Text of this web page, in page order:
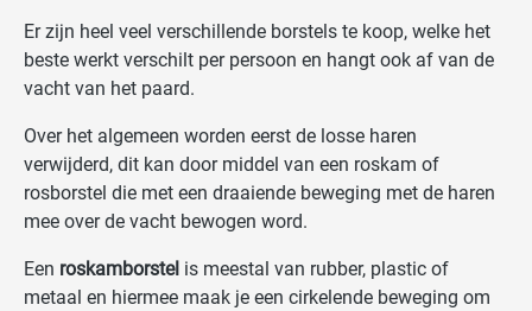
Er zijn heel veel verschillende borstels te koop, welke het
beste werkt verschilt per persoon en hangt ook af van de
vacht van het paard.
Over het algemeen worden eerst de losse haren
verwijderd, dit kan door middel van een roskam of
rosborstel die met een draaiende beweging met de haren
mee over de vacht bewogen word.
Een roskamborstel is meestal van rubber, plastic of
metaal en hiermee maak je een cirkelende beweging om